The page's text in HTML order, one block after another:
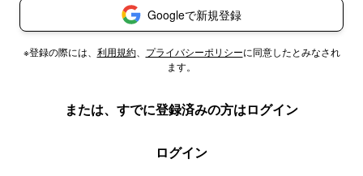
Googleで新規登録
※登録の際には、 利用規約、 プライバシーポリシーに同意したとみなされ
ます。
または、すでに登録済みの方はログイン
ログイン